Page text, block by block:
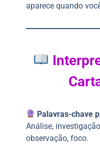
aparece quando
Palavras-chave
Análise,
observação, foco.